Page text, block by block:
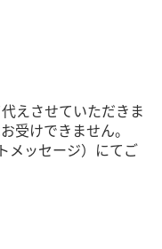
えさせていただきま
受けできません。
メッセージ）にてご